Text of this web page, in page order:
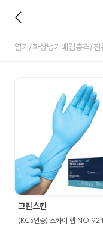
열기/화상냉기 베임충격/진
크린스킨
(KCs인증) 스카이 랩